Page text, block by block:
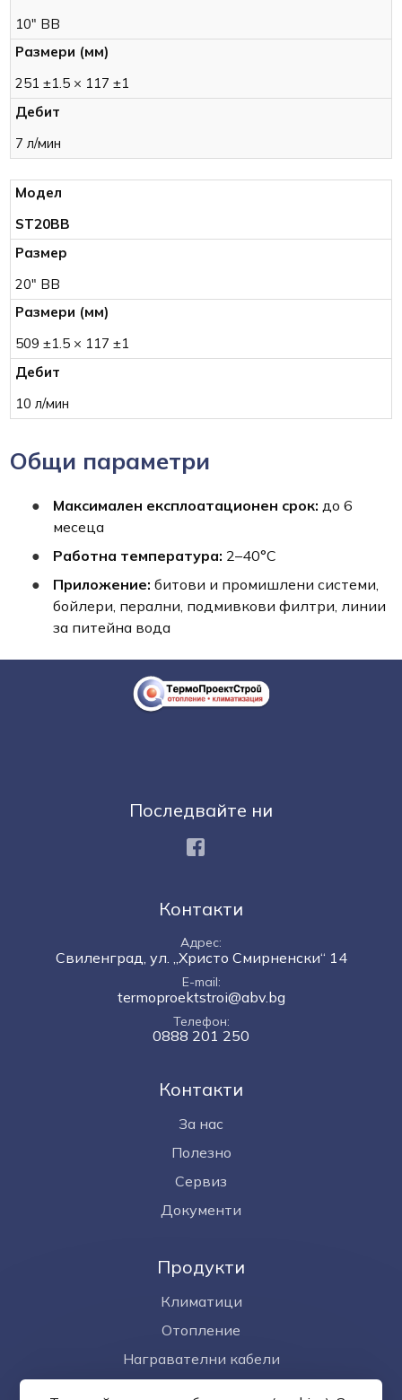
10" BB
251 ±1.5 × 117 ±1
7 л/мин
ST20BB
20" BB
509 ±1.5 × 117 ±1
10 л/мин
Общи параметри
Максимален експлоатационен срок: до 6
месеца
Работна температура: 2–40°C
Приложение: битови и промишлени системи,
бойлери, перални, подмивкови филтри, линии
за питейна вода
Контакти
За нас
Полезно
Сервиз
Документи
Продукти
Климатици
Отопление
Награвателни кабели
Контакти
Адрес
Свиленград, ул. „Христо Смирненски“ 14
E-mail
termoproektstroi@abv.bg
Телефон
0888 201 250
Последвайте ни